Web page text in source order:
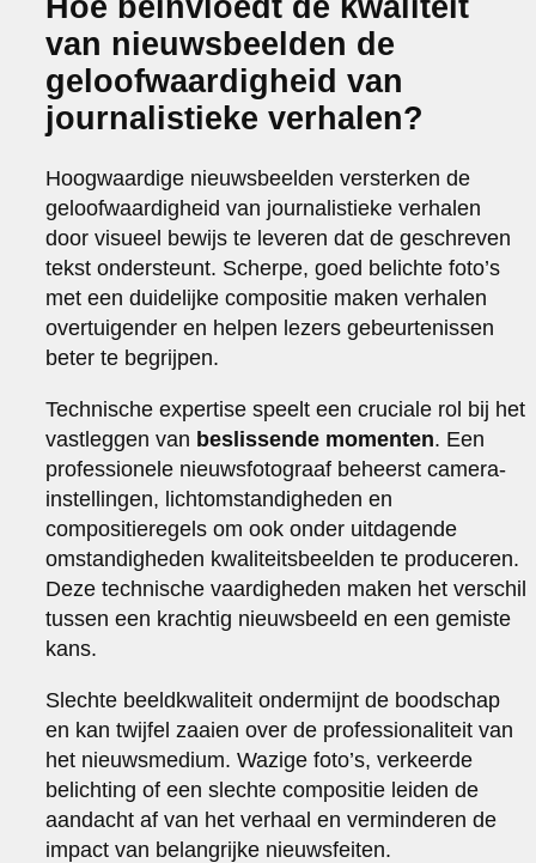
van nieuwsbeelden de
geloofwaardigheid van
journalistieke verhalen?
Hoogwaardige nieuwsbeelden versterken de
geloofwaardigheid van journalistieke verhalen
door visueel bewijs te leveren dat de geschreven
tekst ondersteunt. Scherpe, goed belichte foto’s
met een duidelijke compositie maken verhalen
overtuigender en helpen lezers gebeurtenissen
beter te begrijpen.
Technische expertise speelt een cruciale rol bij het
vastleggen van beslissende momenten. Een
professionele nieuwsfotograaf beheerst camera-
instellingen, lichtomstandigheden en
compositieregels om ook onder uitdagende
omstandigheden kwaliteitsbeelden te produceren.
Deze technische vaardigheden maken het verschil
tussen een krachtig nieuwsbeeld en een gemiste
kans.
Slechte beeldkwaliteit ondermijnt de boodschap
en kan twijfel zaaien over de professionaliteit van
het nieuwsmedium. Wazige foto’s, verkeerde
belichting of een slechte compositie leiden de
aandacht af van het verhaal en verminderen de
impact van belangrijke nieuwsfeiten.